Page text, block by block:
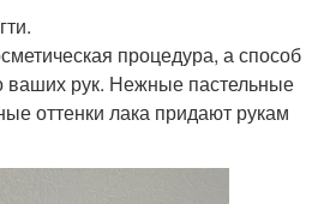
процедура, а способ
ваших рук. Нежные пастельные
оттенки лака придают рукам